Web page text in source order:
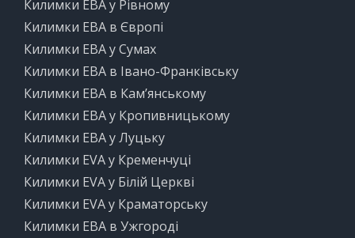
Килимки ЕВА у Рівному
Килимки ЕВА в Європі
Килимки ЕВА у Сумах
Килимки ЕВА в Івано-Франківську
Килимки ЕВА в Кам’янському
Килимки ЕВА у Кропивницькому
Килимки ЕВА у Луцьку
Килимки EVA у Кременчуці
Килимки EVA у Білій Церкві
Килимки EVA у Краматорську
Килимки ЕВА в Ужгороді